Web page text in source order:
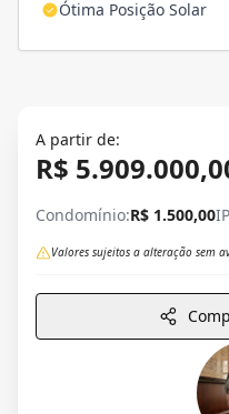
Ótima Posição Solar
A partir de:
R$
Condomínio:R$ 1.500,00
Valores sujeitos a alteração sem